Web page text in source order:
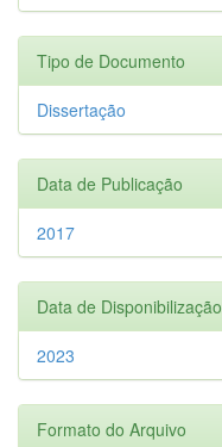
Tipo de Documento
Dissertação
Data de Publicação
2017
Data de Disponibilização
2023
Formato do Arquivo